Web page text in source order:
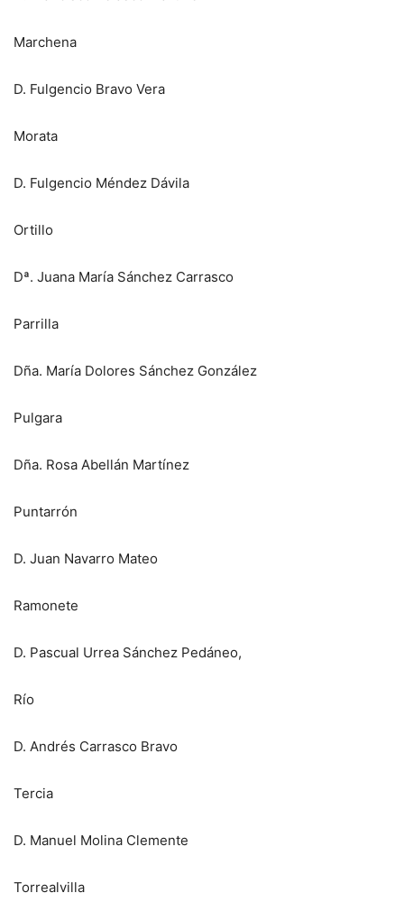
Marchena
D. Fulgencio Bravo Vera
Morata
D. Fulgencio Méndez Dávila
Ortillo
Dª. Juana María Sánchez Carrasco
Parrilla
Dña. María Dolores Sánchez González
Pulgara
Dña. Rosa Abellán Martínez
Puntarrón
D. Juan Navarro Mateo
Ramonete
D. Pascual Urrea Sánchez Pedáneo,
Río
D. Andrés Carrasco Bravo
Tercia
D. Manuel Molina Clemente
Torrealvilla